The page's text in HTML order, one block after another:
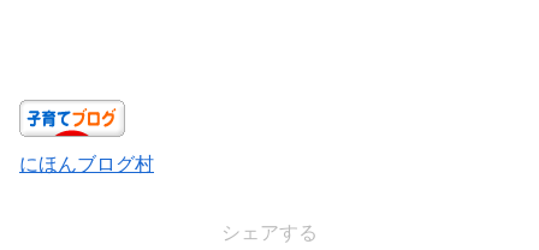
にほんブログ村
シェアする